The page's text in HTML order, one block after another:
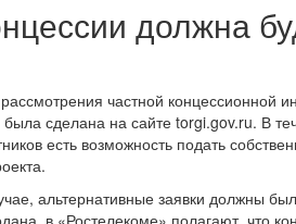
должна
частной концессионной
была сделана на сайте torgi.gov.ru. В
есть возможность подать
альтернативные заявки должны